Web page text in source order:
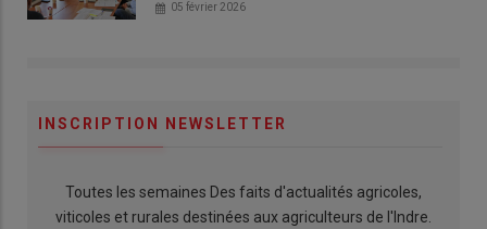
05 février 2026
INSCRIPTION NEWSLETTER
Toutes les semaines Des faits d'actualités agricoles,
viticoles et rurales destinées aux agriculteurs de l'Indre.